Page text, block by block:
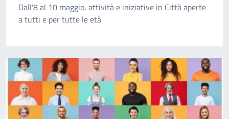
Dall'8 al 10 maggio, attività e iniziative in Città aperte
a tutti e per tutte le età